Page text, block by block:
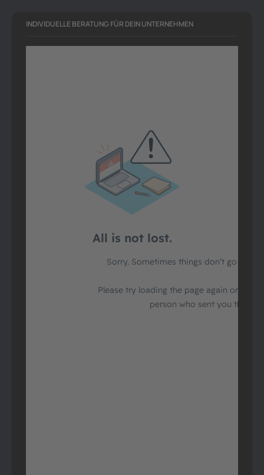
INDIVIDUELLE BERATUNG FÜR DEIN UNTERNEHMEN